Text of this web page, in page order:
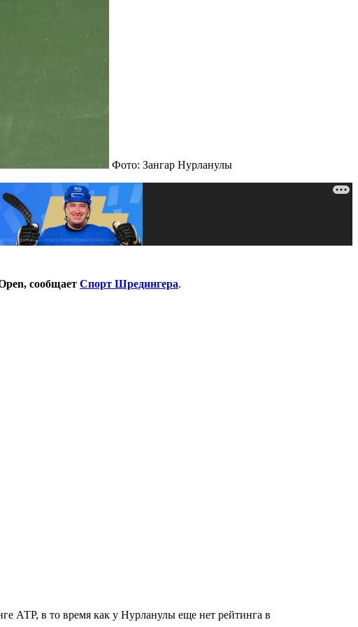
Фото: Зангар Нурланулы
сообщает Спорт Шредингера.
АТР, в то время как у Нурланулы еще нет рейтинга в